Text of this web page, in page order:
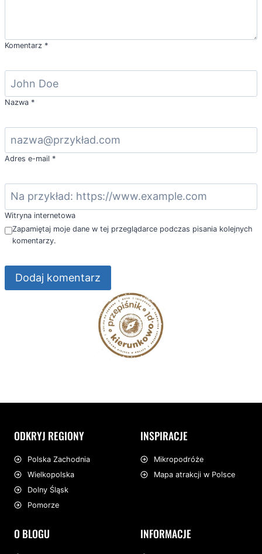
Komentarz *
Nazwa *
Adres e-mail *
Witryna internetowa
Zapamiętaj moje dane w tej przeglądarce podczas pisania kolejnych
komentarzy.
ODKRYJ REGIONY
Polska Zachodnia
Wielkopolska
Dolny Śląsk
Pomorze
INSPIRACJE
Mikropodróże
Mapa atrakcji w Polsce
O BLOGU INFORMACJE